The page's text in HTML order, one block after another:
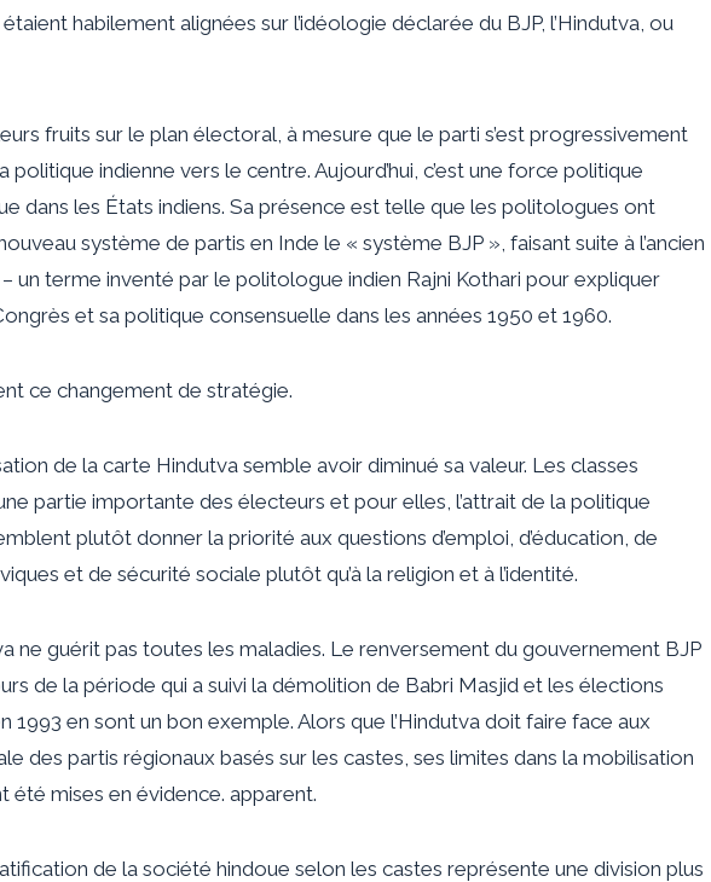
habilement alignées sur l’idéologie déclarée du BJP, l’Hindutva, ou
fruits sur le plan électoral, à mesure que le parti s’est progressivement
indienne vers le centre. Aujourd’hui, c’est une force politique
dans les États indiens. Sa présence est telle que les politologues ont
système de partis en Inde le « système BJP », faisant suite à l’ancien
un terme inventé par le politologue indien Rajni Kothari pour expliquer
et sa politique consensuelle dans les années 1950 et 1960.
ce changement de stratégie.
de la carte Hindutva semble avoir diminué sa valeur. Les classes
partie importante des électeurs et pour elles, l’attrait de la politique
plutôt donner la priorité aux questions d’emploi, d’éducation, de
et de sécurité sociale plutôt qu’à la religion et à l’identité.
ne guérit pas toutes les maladies. Le renversement du gouvernement BJP
de la période qui a suivi la démolition de Babri Masjid et les élections
1993 en sont un bon exemple. Alors que l’Hindutva doit faire face aux
des partis régionaux basés sur les castes, ses limites dans la mobilisation
été mises en évidence. apparent.
de la société hindoue selon les castes représente une division plus